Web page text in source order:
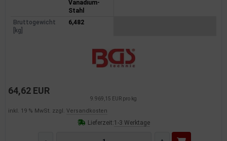
Vanadium-
Stahl
Bruttogewicht
[kg]
6,482
64,62 EUR
9.969,15 EUR pro kg
inkl. 19 % MwSt. zzgl. Versandkosten
Lieferzeit:1-3 Werktage